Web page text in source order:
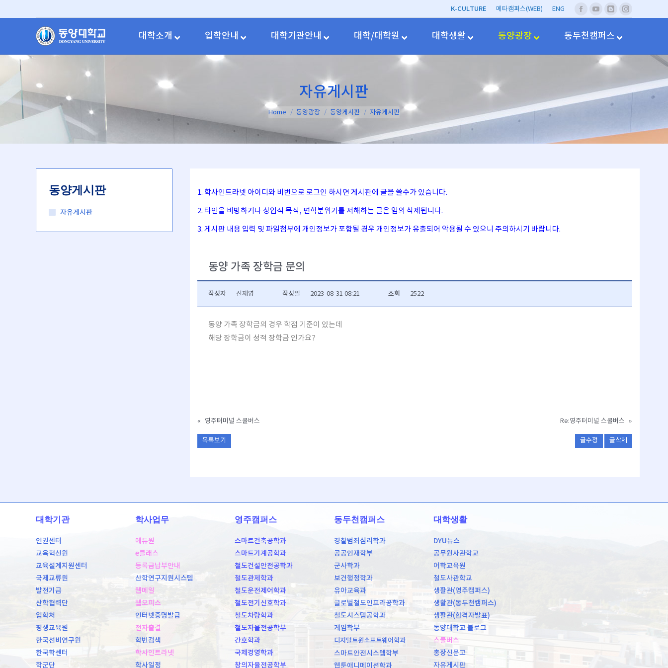
K-CULTURE 메타캠퍼스(WEB) ENG
페
스
북
유
브
네
버
그
Instagram
대학소개 입학안내 대학기관안내 대학/대학원 대학생활 동양광장 동두천캠퍼스
자유게시판
You are here:
Home 동양광장 동양게시판 자유게시판
1. 학사인트라넷 아이디와 비번으로 로그인 하시면 게시판에 글을 쓸수가 있습니다.
2. 타인을 비방하거나 상업적 목적, 면학분위기를 저해하는 글은 임의 삭제됩니다.
3. 게시판 내용 입력 및 파일첨부에 개인정보가 포함될 경우 개인정보가 유출되어 악용될 수 있으니 주의하시기 바랍니다.
동양 가족 장학금 문의
작성자 신재영 작성일 2023-08-31 08:21 조회 2522
동양 가족 장학금의 경우 학점 기준이 있는데
해당 장학금이 성적 장학금 인가요?
« 영주터미널 스쿨버스 Re:영주터미널 스쿨버스 »
목록보기 글수정 글삭제
동양게시판
자유게시판
대학기관
인권센터
교육혁신원
교육설계지원센터
국제교류원
발전기금
산학협력단
입학처
평생교육원
한국선비연구원
한국학센터
학군단
학사업무
에듀원
e클래스
등록금납부안내
산학연구지원시스템
웹메일
웹오피스
인터넷증명발급
전자출결
학번검색
학사인트라넷
학사일정
영주캠퍼스
스마트건축공학과
스마트기계공학과
철도건설안전공학과
철도관제학과
철도운전제어학과
철도전기신호학과
철도차량학과
철도자율전공학부
간호학과
국제경영학과
창의자율전공학부
동두천캠퍼스
경찰범죄심리학과
공공인재학부
군사학과
보건행정학과
유아교육과
글로벌철도인프라공학과
철도시스템공학과
게임학부
디지털트윈소프트웨어학과
스마트안전시스템학부
웹툰애니메이션학과
대학생활
DYU뉴스
공무원사관학교
어학교육원
철도사관학교
생활관(영주캠퍼스)
생활관(동두천캠퍼스)
생활관(합격자발표)
동양대학교 블로그
스쿨버스
총장신문고
자유게시판